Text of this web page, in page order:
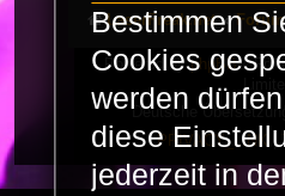
LaserFreak.net Forum
Powered byphpBB®
Limited
Deutsche
PRIVACY_LINK |
Bestimmen
Cookies
werden
diese
jederzeit in